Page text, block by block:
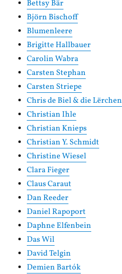
Bettsy Bär
Björn Bischoff
Blumenleere
Brigitte Hallbauer
Carolin Wabra
Carsten Stephan
Carsten Striepe
Chris de Biel & die Lërchen
Christian Ihle
Christian Knieps
Christian Y. Schmidt
Christine Wiesel
Clara Fieger
Claus Caraut
Dan Reeder
Daniel Rapoport
Daphne Elfenbein
Das Wil
David Telgin
Demien Bartók